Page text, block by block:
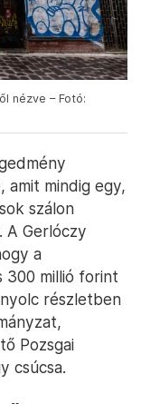
nézve – Fotó:
amit mindig egy,
szálon
Gerlóczy
a
300 millió forint
részletben
Pozsgai
csúcsa.